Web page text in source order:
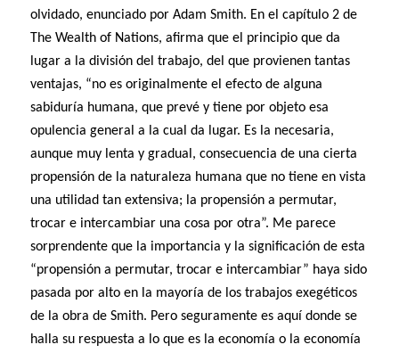
olvidado, enunciado por Adam Smith. En el capítulo 2 de
The Wealth of Nations, afirma que el principio que da
lugar a la división del trabajo, del que provienen tantas
ventajas, “no es originalmente el efecto de alguna
sabiduría humana, que prevé y tiene por objeto esa
opulencia general a la cual da lugar. Es la necesaria,
aunque muy lenta y gradual, consecuencia de una cierta
propensión de la naturaleza humana que no tiene en vista
una utilidad tan extensiva; la propensión a permutar,
trocar e intercambiar una cosa por otra”. Me parece
sorprendente que la importancia y la significación de esta
“propensión a permutar, trocar e intercambiar” haya sido
pasada por alto en la mayoría de los trabajos exegéticos
de la obra de Smith. Pero seguramente es aquí donde se
halla su respuesta a lo que es la economía o la economía